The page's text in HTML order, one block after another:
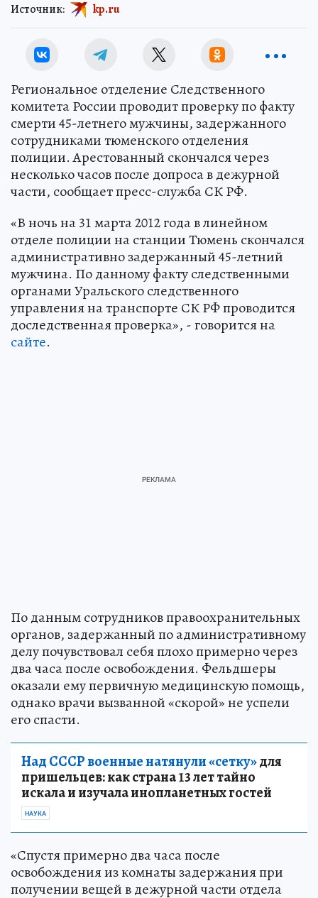
Источник: kp.ru
Региональное отделение Следственного
комитета России проводит проверку по факту
смерти 45-летнего мужчины, задержанного
сотрудниками тюменского отделения
полиции. Арестованный скончался через
несколько часов после допроса в дежурной
части, сообщает пресс-служба СК РФ.
«В ночь на 31 марта 2012 года в линейном
отделе полиции на станции Тюмень скончался
административно задержанный 45-летний
мужчина. По данному факту следственными
органами Уральского следственного
управления на транспорте СК РФ проводится
доследственная проверка», - говорится на
сайте.
По данным сотрудников правоохранительных
органов, задержанный по административному
делу почувствовал себя плохо примерно через
два часа после освобождения. Фельдшеры
оказали ему первичную медицинскую помощь,
однако врачи вызванной «скорой» не успели
его спасти.
Над СССР военные натянули «сетку»для
пришельцев: как страна 13 лет тайно
искала и изучала инопланетных гостей
НАУКА
«Спустя примерно два часа после
освобождения из комнаты задержания при
получении вещей в дежурной части отдела